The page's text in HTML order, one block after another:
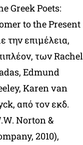
Greek Poets:
to the Present
την επιμέλεια,
των Rachel
Edmund
Karen van
από τον εκδ.
Norton &
2010),